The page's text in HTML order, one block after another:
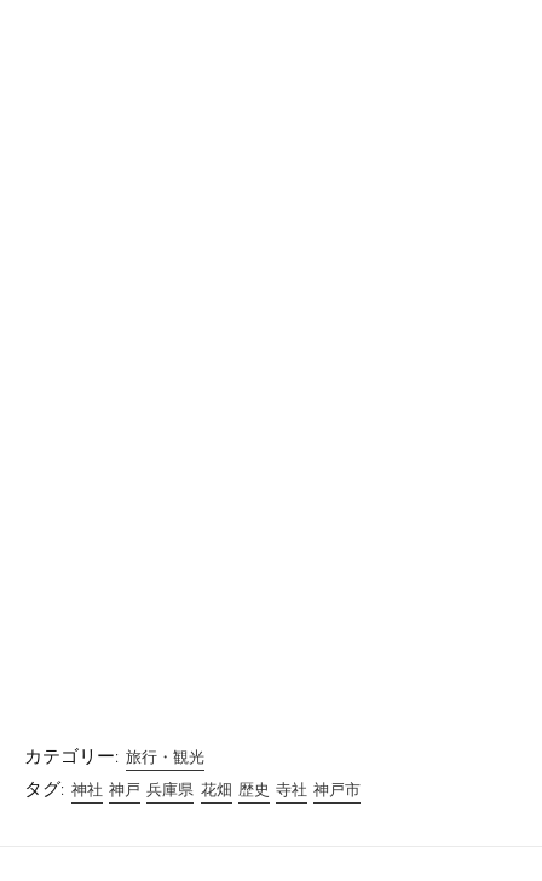
カテゴリー: 旅行・観光
タグ: 神社 神戸 兵庫県 花畑 歴史 寺社 神戸市